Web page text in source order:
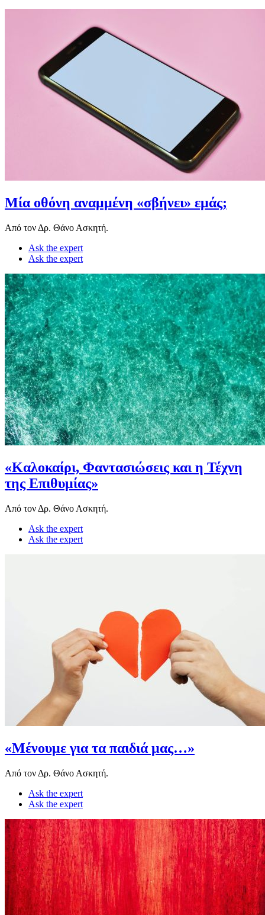
Μία οθόνη αναμμένη «σβήνει» εμάς;
Από τον Δρ. Θάνο Ασκητή.
Ask the expert
Ask the expert
«Καλοκαίρι, Φαντασιώσεις και η Τέχνη
της Επιθυμίας»
Από τον Δρ. Θάνο Ασκητή.
Ask the expert
Ask the expert
«Μένουμε για τα παιδιά μας…»
Από τον Δρ. Θάνο Ασκητή.
Ask the expert
Ask the expert